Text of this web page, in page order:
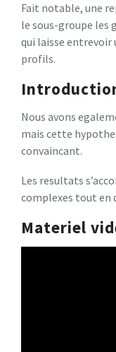
Fait notable, une
le sous-groupe les
qui laisse
profils.
Nous avons
mais cette
convaincant.
Les resultats
complexes tout en
Materiel